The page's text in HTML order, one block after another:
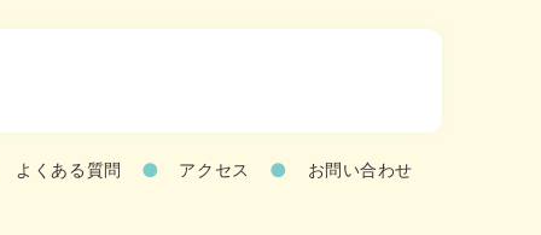
よくある質問 アクセス お問い合わせ